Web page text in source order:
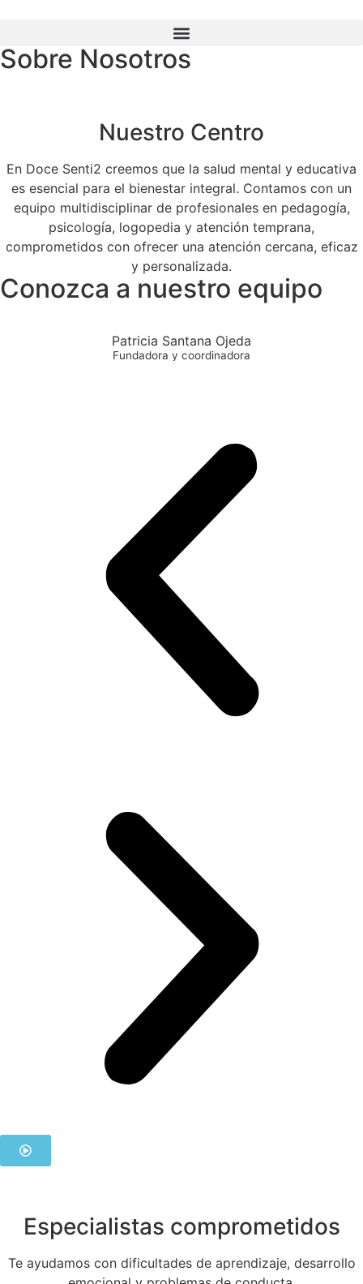
Sobre Nosotros
Nuestro Centro
En Doce Senti2 creemos que la salud mental y educativa
es esencial para el bienestar integral. Contamos con un
equipo multidisciplinar de profesionales en pedagogía,
psicología, logopedia y atención temprana,
comprometidos con ofrecer una atención cercana, eficaz
y personalizada.
Conozca a nuestro equipo
Patricia Santana Ojeda
Fundadora y coordinadora
Especialistas comprometidos
Te ayudamos con dificultades de aprendizaje, desarrollo